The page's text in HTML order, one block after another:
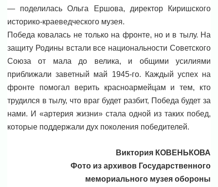
— поделилась Ольга Ершова, директор Киришского
историко-краеведческого музея.
Победа ковалась не только на фронте, но и в тылу. На
защиту Родины встали все национальности Советского
Союза от мала до велика, и общими усилиями
приближали заветный май 1945-го. Каждый успех на
фронте помогал верить красноармейцам и тем, кто
трудился в тылу, что враг будет разбит, Победа будет за
нами. И «артерия жизни» стала одной из таких побед,
которые поддержали дух поколения победителей.
Виктория КОВЕНЬКОВА
Фото из архивов Государственного
мемориального музея обороны